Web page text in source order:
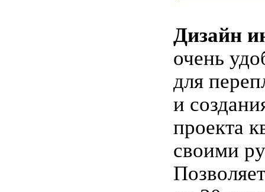
Дизайн
очень
для
и
проекта
своими